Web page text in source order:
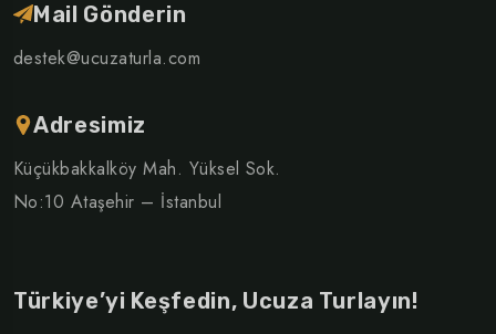
Mail Gönderin
destek@ucuzaturla.com
Adresimiz
Küçükbakkalköy Mah. Yüksel Sok.
No:10 Ataşehir – İstanbul
Türkiye’yi Keşfedin, Ucuza Turlayın!